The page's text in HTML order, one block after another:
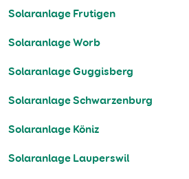
Solaranlage Frutigen
Solaranlage Worb
Solaranlage Guggisberg
Solaranlage Schwarzenburg
Solaranlage Köniz
Solaranlage Lauperswil